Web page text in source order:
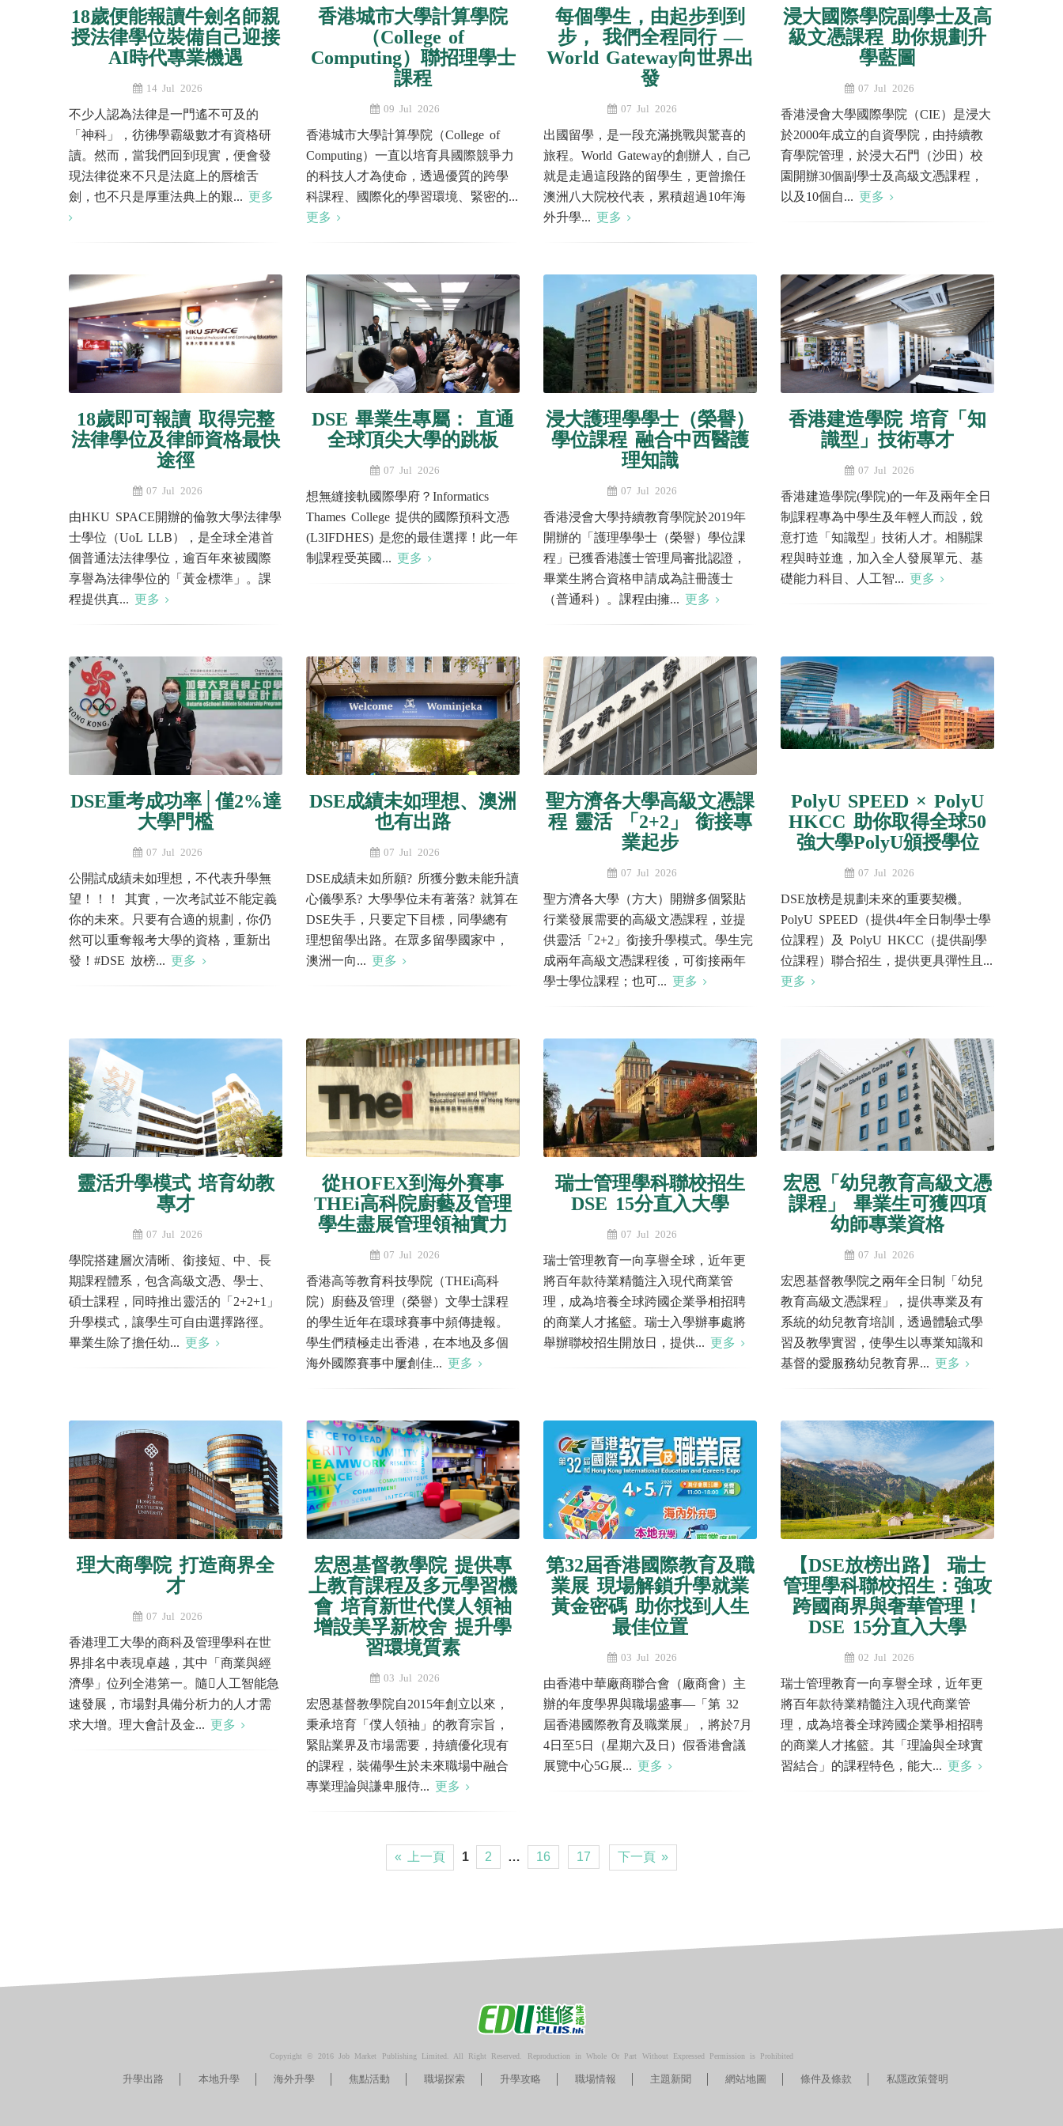
18歲便能報讀牛劍名師親
授法律學位裝備自己迎接
AI時代專業機遇
14 Jul 2026
不少人認為法律是一門遙不可及的
「神科」，彷彿學霸級數才有資格研
讀。然而，當我們回到現實，便會發
現法律從來不只是法庭上的唇槍舌
劍，也不只是厚重法典上的艱...更多
香港城市大學計算學院
（College of
Computing）聯招理學士
課程
09 Jul 2026
香港城市大學計算學院（College of
Computing）一直以培育具國際競爭力
的科技人才為使命，透過優質的跨學
科課程、國際化的學習環境、緊密的...
更多
每個學生，由起步到到
步， 我們全程同行 —
World Gateway向世界出
發
07 Jul 2026
出國留學，是一段充滿挑戰與驚喜的
旅程。World Gateway的創辦人，自己
就是走過這段路的留學生，更曾擔任
澳洲八大院校代表，累積超過10年海
外升學...更多
浸大國際學院副學士及高
級文憑課程 助你規劃升
學藍圖
07 Jul 2026
香港浸會大學國際學院（CIE）是浸大
於2000年成立的自資學院，由持續教
育學院管理，於浸大石門（沙田）校
園開辦30個副學士及高級文憑課程，
以及10個自...更多
18歲即可報讀 取得完整
法律學位及律師資格最快
途徑
07 Jul 2026
由HKU SPACE開辦的倫敦大學法律學
士學位（UoL LLB），是全球全港首
個普通法法律學位，逾百年來被國際
享譽為法律學位的「黃金標準」。課
程提供真...更多
DSE 畢業生專屬： 直通
全球頂尖大學的跳板
07 Jul 2026
想無縫接軌國際學府？Informatics
Thames College 提供的國際預科文憑
(L3IFDHES) 是您的最佳選擇！此一年
制課程受英國...更多
浸大護理學學士（榮譽）
學位課程 融合中西醫護
理知識
07 Jul 2026
香港浸會大學持續教育學院於2019年
開辦的「護理學學士（榮譽）學位課
程」已獲香港護士管理局審批認證，
畢業生將合資格申請成為註冊護士
（普通科）。課程由擁...更多
香港建造學院 培育「知
識型」技術專才
07 Jul 2026
香港建造學院(學院)的一年及兩年全日
制課程專為中學生及年輕人而設，銳
意打造「知識型」技術人才。相關課
程與時並進，加入全人發展單元、基
礎能力科目、人工智...更多
DSE重考成功率│僅2%達
大學門檻
07 Jul 2026
公開試成績未如理想，不代表升學無
望！！！ 其實，一次考試並不能定義
你的未來。只要有合適的規劃，你仍
然可以重奪報考大學的資格，重新出
發！#DSE 放榜...更多
DSE成績未如理想、澳洲
也有出路
07 Jul 2026
DSE成績未如所願? 所獲分數未能升讀
心儀學系? 大學學位未有著落? 就算在
DSE失手，只要定下目標，同學總有
理想留學出路。在眾多留學國家中，
澳洲一向...更多
聖方濟各大學高級文憑課
程 靈活 「2+2」 銜接專
業起步
07 Jul 2026
聖方濟各大學（方大）開辦多個緊貼
行業發展需要的高級文憑課程，並提
供靈活「2+2」銜接升學模式。學生完
成兩年高級文憑課程後，可銜接兩年
學士學位課程；也可...更多
PolyU SPEED × PolyU
HKCC 助你取得全球50
強大學PolyU頒授學位
07 Jul 2026
DSE放榜是規劃未來的重要契機。
PolyU SPEED（提供4年全日制學士學
位課程）及 PolyU HKCC（提供副學
位課程）聯合招生，提供更具彈性且...
更多
靈活升學模式 培育幼教
專才
07 Jul 2026
學院搭建層次清晰、銜接短、中、長
期課程體系，包含高級文憑、學士、
碩士課程，同時推出靈活的「2+2+1」
升學模式，讓學生可自由選擇路徑。
畢業生除了擔任幼...更多
從HOFEX到海外賽事
THEi高科院廚藝及管理
學生盡展管理領袖實力
07 Jul 2026
香港高等教育科技學院（THEi高科
院）廚藝及管理（榮譽）文學士課程
的學生近年在環球賽事中頻傳捷報。
學生們積極走出香港，在本地及多個
海外國際賽事中屢創佳...更多
瑞士管理學科聯校招生
DSE 15分直入大學
07 Jul 2026
瑞士管理教育一向享譽全球，近年更
將百年款待業精髓注入現代商業管
理，成為培養全球跨國企業爭相招聘
的商業人才搖籃。瑞士入學辦事處將
舉辦聯校招生開放日，提供...更多
宏恩「幼兒教育高級文憑
課程」 畢業生可獲四項
幼師專業資格
07 Jul 2026
宏恩基督教學院之兩年全日制「幼兒
教育高級文憑課程」，提供專業及有
系統的幼兒教育培訓，透過體驗式學
習及教學實習，使學生以專業知識和
基督的愛服務幼兒教育界...更多
理大商學院 打造商界全
才
07 Jul 2026
香港理工大學的商科及管理學科在世
界排名中表現卓越，其中「商業與經
濟學」位列全港第一。隨人工智能急
速發展，市場對具備分析力的人才需
求大增。理大會計及金...更多
宏恩基督教學院 提供專
上教育課程及多元學習機
會 培育新世代僕人領袖
增設美孚新校舍 提升學
習環境質素
03 Jul 2026
宏恩基督教學院自2015年創立以來，
秉承培育「僕人領袖」的教育宗旨，
緊貼業界及市場需要，持續優化現有
的課程，裝備學生於未來職場中融合
專業理論與謙卑服侍...更多
第32屆香港國際教育及職
業展 現場解鎖升學就業
黃金密碼 助你找到人生
最佳位置
03 Jul 2026
由香港中華廠商聯合會（廠商會）主
辦的年度學界與職場盛事—「第 32
屆香港國際教育及職業展」，將於7月
4日至5日（星期六及日）假香港會議
展覽中心5G展...更多
【DSE放榜出路】 瑞士
管理學科聯校招生：強攻
跨國商界與奢華管理！
DSE 15分直入大學
02 Jul 2026
瑞士管理教育一向享譽全球，近年更
將百年款待業精髓注入現代商業管
理，成為培養全球跨國企業爭相招聘
的商業人才搖籃。其「理論與全球實
習結合」的課程特色，能大...更多
« 上一頁 1 2 … 16 17 下一頁 »
Copyright © 2016 Job Market Publishing Limited. All Right Reserved. Reproduction in Whole Or Part Without Expressed Permission is Prohibited
升學出路 本地升學 海外升學 焦點活動 職場探索 升學攻略 職場情報 主題新聞 網站地圖 條件及條款 私隱政策聲明